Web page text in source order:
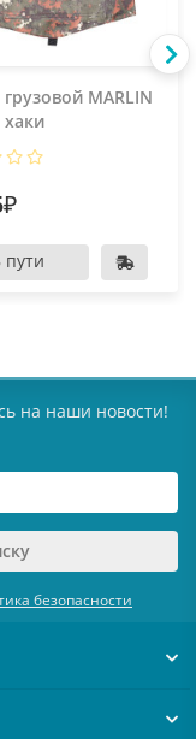
MARLIN
хаки
пути
на наши новости!
безопасности